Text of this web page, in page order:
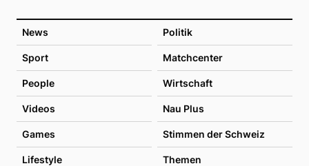
News Politik
Sport Matchcenter
People Wirtschaft
Videos Nau Plus
Games Stimmen der Schweiz
Lifestyle Themen